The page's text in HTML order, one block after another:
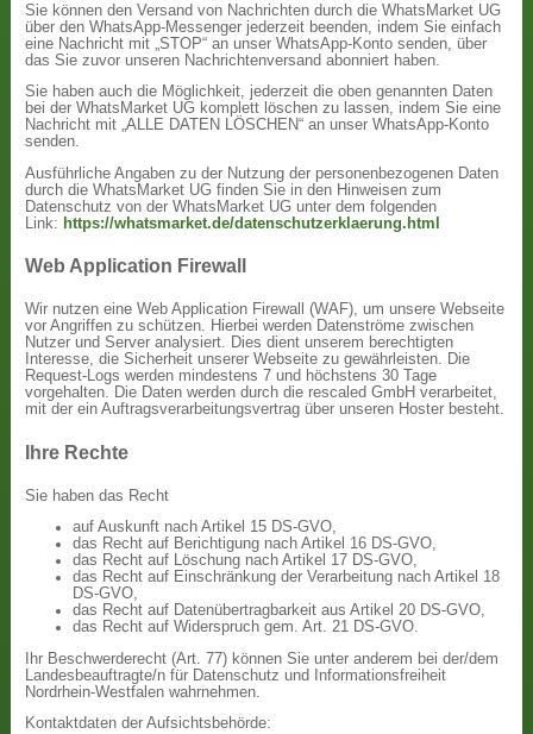
Sie können den Versand von Nachrichten durch die WhatsMarket UG
über den WhatsApp-Messenger jederzeit beenden, indem Sie einfach
eine Nachricht mit „STOP“ an unser WhatsApp-Konto senden, über
das Sie zuvor unseren Nachrichtenversand abonniert haben.
Sie haben auch die Möglichkeit, jederzeit die oben genannten Daten
bei der WhatsMarket UG komplett löschen zu lassen, indem Sie eine
Nachricht mit „ALLE DATEN LÖSCHEN“ an unser WhatsApp-Konto
senden.
Ausführliche Angaben zu der Nutzung der personenbezogenen Daten
durch die WhatsMarket UG finden Sie in den Hinweisen zum
Datenschutz von der WhatsMarket UG unter dem folgenden
Link: https://whatsmarket.de/datenschutzerklaerung.html
Web Application Firewall
Wir nutzen eine Web Application Firewall (WAF), um unsere Webseite
vor Angriffen zu schützen. Hierbei werden Datenströme zwischen
Nutzer und Server analysiert. Dies dient unserem berechtigten
Interesse, die Sicherheit unserer Webseite zu gewährleisten. Die
Request-Logs werden mindestens 7 und höchstens 30 Tage
vorgehalten. Die Daten werden durch die rescaled GmbH verarbeitet,
mit der ein Auftragsverarbeitungsvertrag über unseren Hoster besteht.
Ihre Rechte
Sie haben das Recht
auf Auskunft nach Artikel 15 DS-GVO,
das Recht auf Berichtigung nach Artikel 16 DS-GVO,
das Recht auf Löschung nach Artikel 17 DS-GVO,
das Recht auf Einschränkung der Verarbeitung nach Artikel 18
DS-GVO,
das Recht auf Datenübertragbarkeit aus Artikel 20 DS-GVO,
das Recht auf Widerspruch gem. Art. 21 DS-GVO.
Ihr Beschwerderecht (Art. 77) können Sie unter anderem bei der/dem
Landesbeauftragte/n für Datenschutz und Informationsfreiheit
Nordrhein-Westfalen wahrnehmen.
Kontaktdaten der Aufsichtsbehörde: